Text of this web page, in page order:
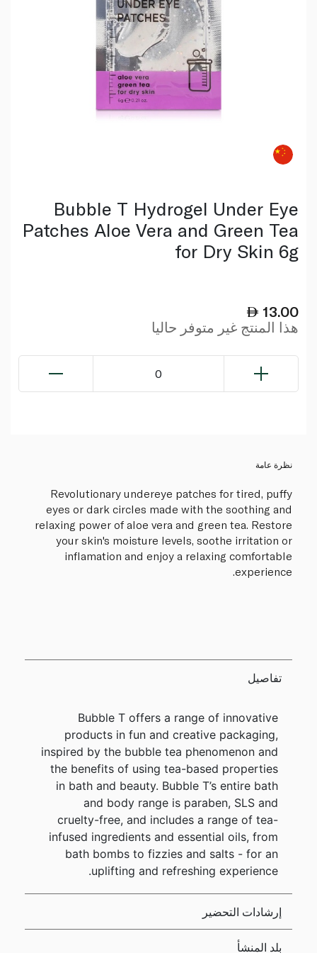
Bubble T Hydrogel Under Eye
Patches Aloe Vera and Green Tea
for Dry Skin 6g
13.00
هذا المنتج غير متوفر حاليا
0
نظرة عامة
Revolutionary undereye patches for tired, puffy
eyes or dark circles made with the soothing and
relaxing power of aloe vera and green tea. Restore
your skin's moisture levels, soothe irritation or
inflamation and enjoy a relaxing comfortable
experience.
تفاصيل
Bubble T offers a range of innovative
products in fun and creative packaging,
inspired by the bubble tea phenomenon and
the benefits of using tea-based properties
in bath and beauty. Bubble T’s entire bath
and body range is paraben, SLS and
cruelty-free, and includes a range of tea-
infused ingredients and essential oils, from
bath bombs to fizzies and salts - for an
uplifting and refreshing experience.
إرشادات التحضير
بلد المنشأ